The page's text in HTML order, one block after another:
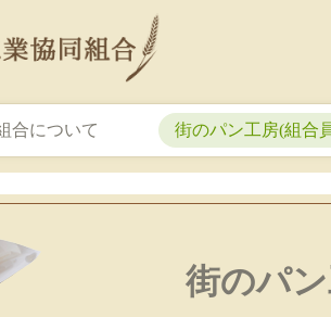
合について 街のパン工房(組合
街のパ